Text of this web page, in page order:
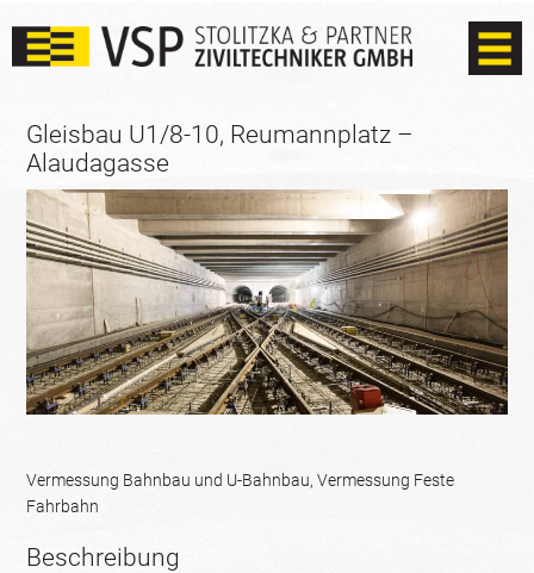
Gleisbau U1/8-10, Reumannplatz –
Alaudagasse
Vermessung Bahnbau und U-Bahnbau, Vermessung Feste
Fahrbahn
Beschreibung